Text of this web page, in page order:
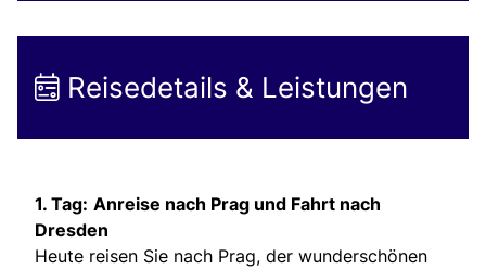
Reisedetails & Leistungen
1. Tag: Anreise nach Prag und Fahrt nach
Dresden
Heute reisen Sie nach Prag, der wunderschönen